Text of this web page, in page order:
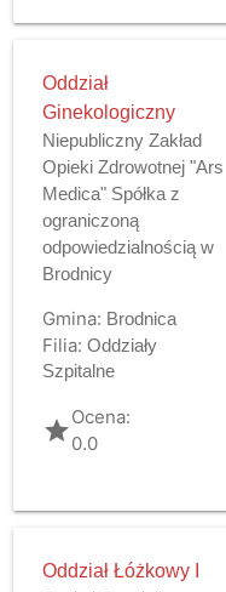
Oddział
Ginekologiczny
Niepubliczny Zakład
Opieki Zdrowotnej "Ars
Medica" Spółka z
ograniczoną
odpowiedzialnością w
Brodnicy
Gmina: Brodnica
Filia: Oddziały
Szpitalne
gradeOcena:
0.0
Oddział Łóżkowy I